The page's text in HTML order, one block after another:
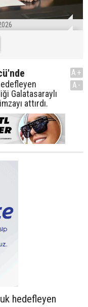
Galatasaraylı
attırdı.
A+
A-
hedefleyen